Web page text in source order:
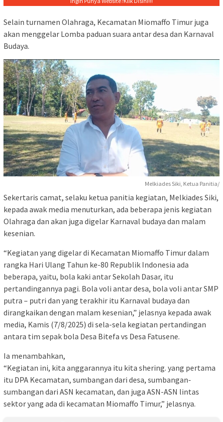
Selain turnamen Olahraga, Kecamatan Miomaffo Timur juga
akan menggelar Lomba paduan suara antar desa dan Karnaval
Budaya.
Melkiades Siki, Ketua Panitia/
Sekertaris camat, selaku ketua panitia kegiatan, Melkiades Siki,
kepada awak media menuturkan, ada beberapa jenis kegiatan
Olahraga dan akan juga digelar Karnaval budaya dan malam
kesenian.
“Kegiatan yang digelar di Kecamatan Miomaffo Timur dalam
rangka Hari Ulang Tahun ke-80 Republik Indonesia ada
beberapa, yaitu, bola kaki antar Sekolah Dasar, itu
pertandingannya pagi. Bola voli antar desa, bola voli antar SMP
putra – putri dan yang terakhir itu Karnaval budaya dan
dirangkaikan dengan malam kesenian,” jelasnya kepada awak
media, Kamis (7/8/2025) di sela-sela kegiatan pertandingan
antara tim sepak bola Desa Bitefa vs Desa Fatusene.
Ia menambahkan,
“Kegiatan ini, kita anggarannya itu kita shering. yang pertama
itu DPA Kecamatan, sumbangan dari desa, sumbangan-
sumbangan dari ASN kecamatan, dan juga ASN-ASN lintas
sektor yang ada di kecamatan Miomaffo Timur,” jelasnya.